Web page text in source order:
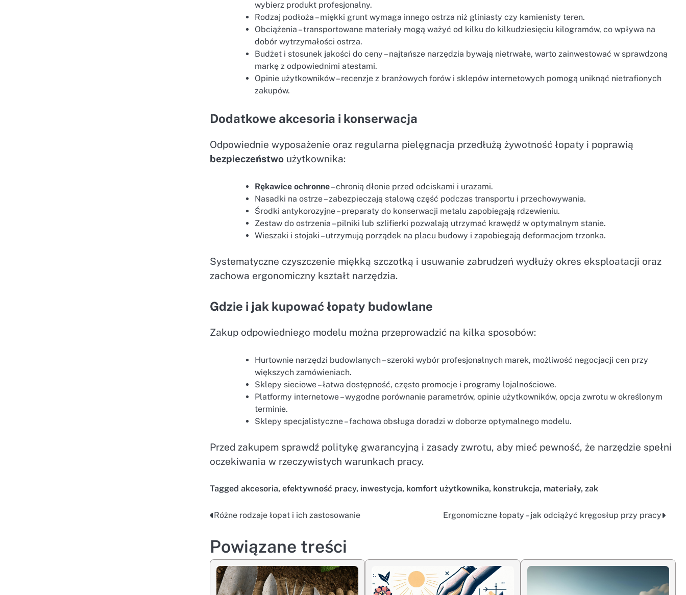
wybierz produkt profesjonalny.
Rodzaj podłoża – miękki grunt wymaga innego ostrza niż gliniasty czy kamienisty teren.
Obciążenia – transportowane materiały mogą ważyć od kilku do kilkudziesięciu kilogramów, co wpływa na
dobór wytrzymałości ostrza.
Budżet i stosunek jakości do ceny – najtańsze narzędzia bywają nietrwałe, warto zainwestować w sprawdzoną
markę z odpowiednimi atestami.
Opinie użytkowników – recenzje z branżowych forów i sklepów internetowych pomogą uniknąć nietrafionych
zakupów.
Dodatkowe akcesoria i konserwacja
Odpowiednie wyposażenie oraz regularna pielęgnacja przedłużą żywotność łopaty i poprawią
bezpieczeństwo użytkownika:
Rękawice ochronne– chronią dłonie przed odciskami i urazami.
Nasadki na ostrze – zabezpieczają stalową część podczas transportu i przechowywania.
Środki antykorozyjne – preparaty do konserwacji metalu zapobiegają rdzewieniu.
Zestaw do ostrzenia – pilniki lub szlifierki pozwalają utrzymać krawędź w optymalnym stanie.
Wieszaki i stojaki – utrzymują porządek na placu budowy i zapobiegają deformacjom trzonka.
Systematyczne czyszczenie miękką szczotką i usuwanie zabrudzeń wydłuży okres eksploatacji oraz
zachowa ergonomiczny kształt narzędzia.
Gdzie i jak kupować łopaty budowlane
Zakup odpowiedniego modelu można przeprowadzić na kilka sposobów:
Hurtownie narzędzi budowlanych – szeroki wybór profesjonalnych marek, możliwość negocjacji cen przy
większych zamówieniach.
Sklepy sieciowe – łatwa dostępność, często promocje i programy lojalnościowe.
Platformy internetowe – wygodne porównanie parametrów, opinie użytkowników, opcja zwrotu w określonym
terminie.
Sklepy specjalistyczne – fachowa obsługa doradzi w doborze optymalnego modelu.
Przed zakupem sprawdź politykę gwarancyjną i zasady zwrotu, aby mieć pewność, że narzędzie spełni
oczekiwania w rzeczywistych warunkach pracy.
Taggedakcesoria,efektywność pracy, inwestycja, komfort użytkownika, konstrukcja, materiały,zak
Nawigacja
wpisu
Różne rodzaje łopat i ich zastosowanie Ergonomiczne łopaty – jak odciążyć kręgosłup przy pracy
Powiązane treści